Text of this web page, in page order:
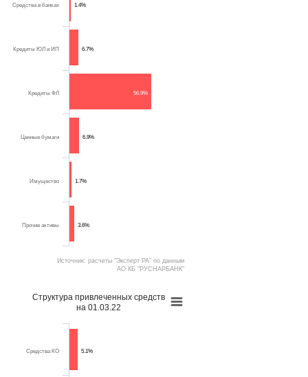
1.4%
6.7%
56.9%
6.9%
1.7%
3.6%
Средства в банках
Кредиты ЮЛ и ИП
Кредиты ФЛ
Ценные бумаги
Имущество
Прочие активы
Источник: расчеты "Эксперт РА" по данным
АО КБ "РУСНАРБАНК"
Структура привлеченных средств
на 01.03.22
5.1%
Средства КО